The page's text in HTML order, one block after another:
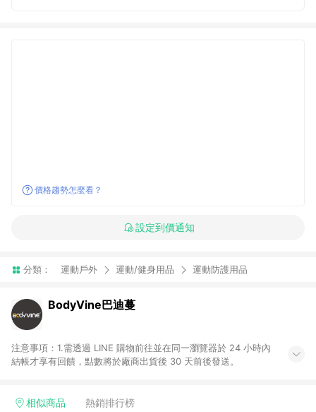
價格趨勢怎麼看？
設定到價通知
分類： 運動戶外 運動/健身用品 運動防護用品
BodyVine巴迪蔓
注意事項：1.需透過 LINE 購物前往並在同一瀏覽器於 24 小時內
結帳才享有回饋，點數將於廠商出貨後 30 天前後發送。
相似商品 熱銷排行榜